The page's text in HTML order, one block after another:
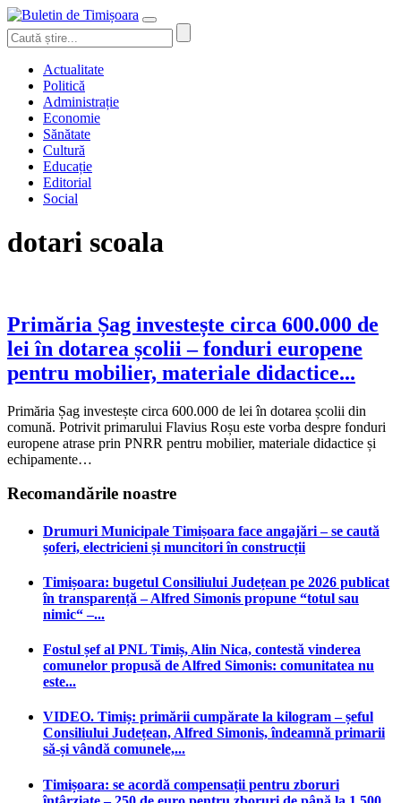
Actualitate
Politică
Administrație
Economie
Sănătate
Cultură
Educație
Editorial
Social
dotari scoala
Primăria Șag investește circa 600.000 de
lei în dotarea școlii – fonduri europene
pentru mobilier, materiale didactice...
Primăria Șag investește circa 600.000 de lei în dotarea școlii din
comună. Potrivit primarului Flavius Roșu este vorba despre fonduri
europene atrase prin PNRR pentru mobilier, materiale didactice și
echipamente…
Recomandările noastre
Drumuri Municipale Timișoara face angajări – se caută
șoferi, electricieni și muncitori în construcții
Timișoara: bugetul Consiliului Județean pe 2026 publicat
în transparență – Alfred Simonis propune “totul sau
nimic“ –...
Fostul șef al PNL Timiș, Alin Nica, contestă vinderea
comunelor propusă de Alfred Simonis: comunitatea nu
este...
VIDEO. Timiș: primării cumpărate la kilogram – șeful
Consiliului Județean, Alfred Simonis, îndeamnă primarii
să-și vândă comunele,...
Timișoara: se acordă compensații pentru zboruri